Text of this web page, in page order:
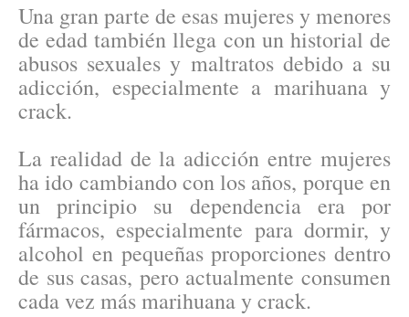
Una gran parte de esas mujeres y menores
de edad también llega con un historial de
abusos sexuales y maltratos debido a su
adicción, especialmente a marihuana y
crack.
La realidad de la adicción entre mujeres
ha ido cambiando con los años, porque en
un principio su dependencia era por
fármacos, especialmente para dormir, y
alcohol en pequeñas proporciones dentro
de sus casas, pero actualmente consumen
cada vez más marihuana y crack.